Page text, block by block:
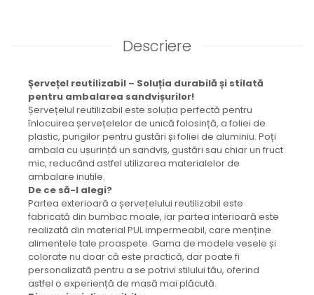
Bijuterii din Floarea de colț
Colier / Pandantiv
Cercei
Suport bijuterii
Bijuterii cu cristale naturale
Colier / Pandantiv
Cercei
Brățară
Set bijuterii
Bijuterii din lemn
Colier / Pandantiv
Cercei
Descriere
Șervețel reutilizabil – Soluția durabilă și stilată
pentru ambalarea sandvișurilor!
Șervețelul reutilizabil este soluția perfectă pentru
înlocuirea șervețelelor de unică folosință, a foliei de
plastic, pungilor pentru gustări și foliei de aluminiu. Poți
ambala cu ușurință un sandviș, gustări sau chiar un fruct
mic, reducând astfel utilizarea materialelor de
ambalare inutile.
De ce să-l alegi?
Partea exterioară a șervețelului reutilizabil este
fabricată din bumbac moale, iar partea interioară este
realizată din material PUL impermeabil, care menține
alimentele tale proaspete. Gama de modele vesele și
colorate nu doar că este practică, dar poate fi
personalizată pentru a se potrivi stilului tău, oferind
astfel o experiență de masă mai plăcută.